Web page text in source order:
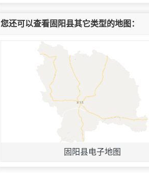
您还可以查看固阳县其它类型的地图：
固阳县电子地图